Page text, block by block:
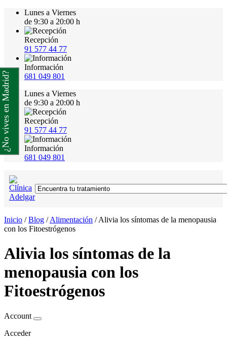
Lunes a Viernes
de 9:30 a 20:00 h
Recepción
91 577 44 77
Información
681 049 801
Lunes a Viernes
de 9:30 a 20:00 h
Recepción
91 577 44 77
Información
681 049 801
Inicio /Blog /Alimentación /Alivia los síntomas de la menopausia
con los Fitoestrógenos
Alivia los síntomas de la
menopausia con los
Fitoestrógenos
Account
Acceder
¿No vives en Madrid?